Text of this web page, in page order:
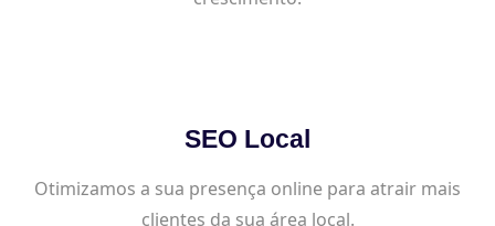
SEO Local
Otimizamos a sua presença online para atrair mais
clientes da sua área local.